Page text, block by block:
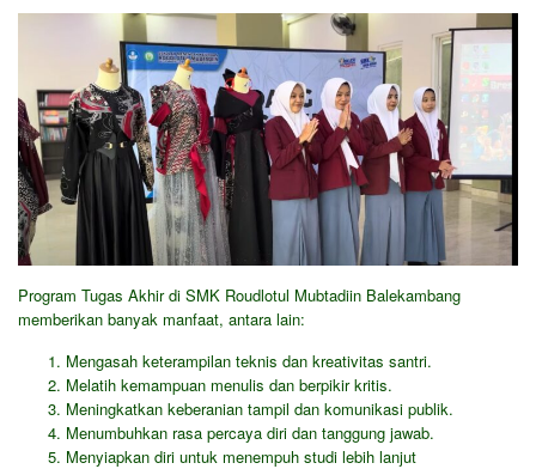
Program Tugas Akhir di SMK Roudlotul Mubtadiin Balekambang
memberikan banyak manfaat, antara lain:
Mengasah keterampilan teknis dan kreativitas santri.
Melatih kemampuan menulis dan berpikir kritis.
Meningkatkan keberanian tampil dan komunikasi publik.
Menumbuhkan rasa percaya diri dan tanggung jawab.
Menyiapkan diri untuk menempuh studi lebih lanjut